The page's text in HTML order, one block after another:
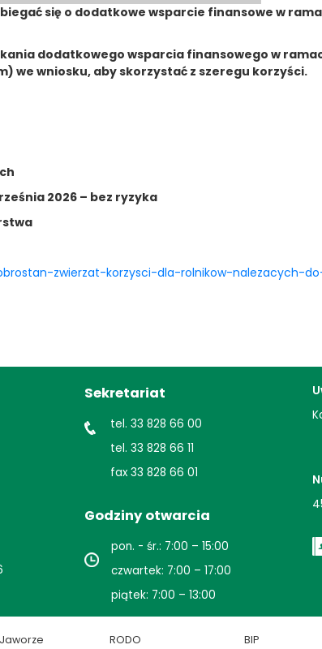
się o dodatkowe wsparcie finansowe w
dodatkowego wsparcia finansowego w
we wniosku, aby skorzystać z szeregu korzyści.
2026 – bez ryzyka
zwierzat-korzysci-dla-rolnikow-nalezacych-
Sekretariat
tel. 33 828 66 00
tel. 33 828 66 11
fax 33 828 66 01
Godziny otwarcia
pon. - śr.: 7:00 – 15:00
czwartek: 7:00 – 17:00
piątek: 7:00 – 13:00
RODO BIP